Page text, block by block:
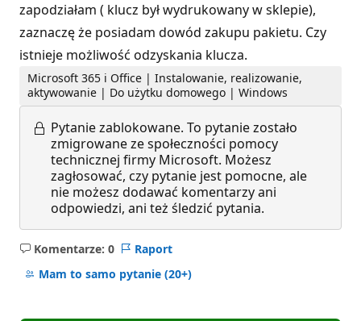
zapodziałam ( klucz był wydrukowany w sklepie),
zaznaczę że posiadam dowód zakupu pakietu. Czy
istnieje możliwość odzyskania klucza.
Microsoft 365 i Office | Instalowanie, realizowanie,
aktywowanie | Do użytku domowego | Windows
Pytanie zablokowane. To pytanie zostało
zmigrowane ze społeczności pomocy
technicznej firmy Microsoft. Możesz
zagłosować, czy pytanie jest pomocne, ale
nie możesz dodawać komentarzy ani
odpowiedzi, ani też śledzić pytania.
Komentarze: 0
Brak
komentarzy
Raport
Mam to samo pytanie (20+)